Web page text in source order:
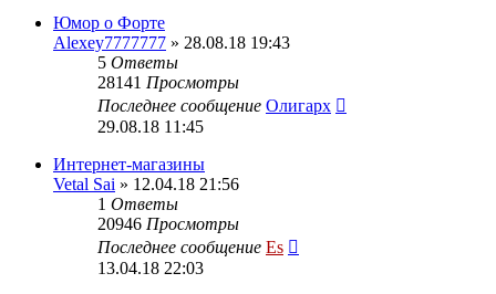
Юмор о Форте
Alexey7777777 » 28.08.18 19:43
5 Ответы
28141 Просмотры
Последнее сообщение Олигарх
29.08.18 11:45
Интернет-магазины
Vetal Sai » 12.04.18 21:56
1 Ответы
20946 Просмотры
Последнее сообщение Es
13.04.18 22:03